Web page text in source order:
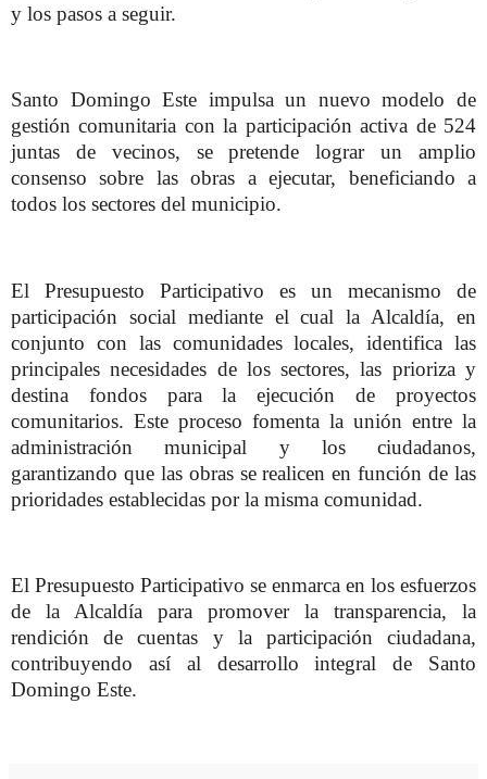
y los pasos a seguir.
Santo Domingo Este impulsa un nuevo modelo de
gestión comunitaria con la participación activa de 524
juntas de vecinos, se pretende lograr un amplio
consenso sobre las obras a ejecutar, beneficiando a
todos los sectores del municipio.
El Presupuesto Participativo es un mecanismo de
participación social mediante el cual la Alcaldía, en
conjunto con las comunidades locales, identifica las
principales necesidades de los sectores, las prioriza y
destina fondos para la ejecución de proyectos
comunitarios. Este proceso fomenta la unión entre la
administración municipal y los ciudadanos,
garantizando que las obras se realicen en función de las
prioridades establecidas por la misma comunidad.
El Presupuesto Participativo se enmarca en los esfuerzos
de la Alcaldía para promover la transparencia, la
rendición de cuentas y la participación ciudadana,
contribuyendo así al desarrollo integral de Santo
Domingo Este.